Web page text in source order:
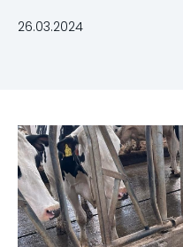
26.03.2024